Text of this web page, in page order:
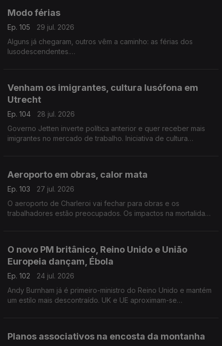
Modo férias
Ep. 105
29 jul. 2026
Alguns já chegaram, outros vêm a caminho: as férias dos
lusodescendentes.
Venham os imigrantes, cultura lusófona em
Utrecht
Ep. 104
28 jul. 2026
Governo Jetten inverte política anterior e quer receber mais
imigrantes no mercado de trabalho. Iniciativa de cultura
Aeroporto em obras, calor mata
Ep. 103
27 jul. 2026
O aeroporto de Charleroi vai fechar para obras e os
trabalhadores estão preocupados. Os impactos na mortalidade
O novo PM britânico, Reino Unido e União
Europeia dançam, Ébola
Ep. 102
24 jul. 2026
Andy Burnham já é primeiro-ministro do Reino Unido e mantém
um estilo mais descontraído. UK e UE aproximam-se
Planos associativos na encosta da montanha